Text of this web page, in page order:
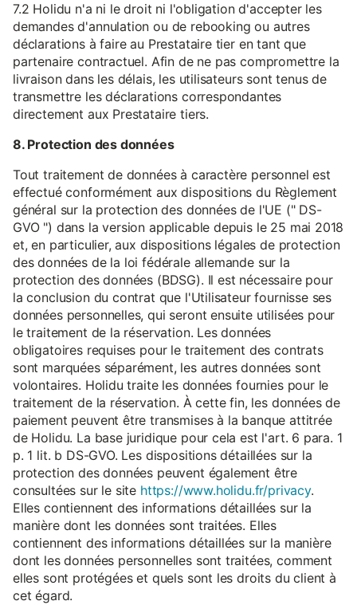
7.2 Holidu n'a ni le droit ni l'obligation d'accepter les
demandes d'annulation ou de rebooking ou autres
déclarations à faire au Prestataire tier en tant que
partenaire contractuel. Afin de ne pas compromettre la
livraison dans les délais, les utilisateurs sont tenus de
transmettre les déclarations correspondantes
directement aux Prestataire tiers.
8. Protection des données
Tout traitement de données à caractère personnel est
effectué conformément aux dispositions du Règlement
général sur la protection des données de l'UE (" DS-
GVO ") dans la version applicable depuis le 25 mai 2018
et, en particulier, aux dispositions légales de protection
des données de la loi fédérale allemande sur la
protection des données (BDSG). Il est nécessaire pour
la conclusion du contrat que l'Utilisateur fournisse ses
données personnelles, qui seront ensuite utilisées pour
le traitement de la réservation. Les données
obligatoires requises pour le traitement des contrats
sont marquées séparément, les autres données sont
volontaires. Holidu traite les données fournies pour le
traitement de la réservation. À cette fin, les données de
paiement peuvent être transmises à la banque attitrée
de Holidu. La base juridique pour cela est l'art. 6 para. 1
p. 1 lit. b DS-GVO. Les dispositions détaillées sur la
protection des données peuvent également être
consultées sur le site https://www.holidu.fr/privacy.
Elles contiennent des informations détaillées sur la
manière dont les données sont traitées. Elles
contiennent des informations détaillées sur la manière
dont les données personnelles sont traitées, comment
elles sont protégées et quels sont les droits du client à
cet égard.